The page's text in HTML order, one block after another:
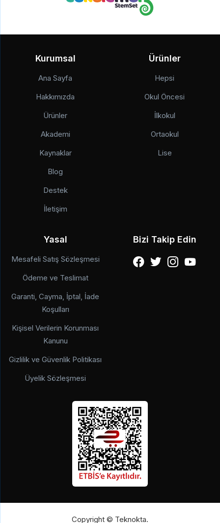
Kurumsal
Ana Sayfa
Hakkımızda
Ürünler
Akademi
Kaynaklar
Blog
Destek
İletişim
Ürünler
Hepsi
Okul Öncesi
İlkokul
Ortaokul
Lise
Yasal
Mesafeli Satış Sözleşmesi
Ödeme ve Teslimat
Garanti, Cayma, İptal, İade
Koşulları
Kişisel Verilerin Korunması
Kanunu
Gizlilik ve Güvenlik Politikası
Üyelik Sözleşmesi
Bizi Takip Edin
Copyright © Teknokta.